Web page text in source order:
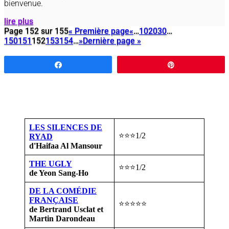
bienvenue.
lire plus
Page 152 sur 155« Première page«…102030…
150151 152153154…»Dernière page »
LES SILENCES DE
RYAD
d'Haifaa Al Mansour
⭐⭐⭐1/2
THE UGLY
de Yeon Sang-Ho
⭐⭐⭐1/2
DE LA COMÉDIE
FRANÇAISE
de Bertrand Usclat et
Martin Darondeau
⭐⭐⭐⭐⭐